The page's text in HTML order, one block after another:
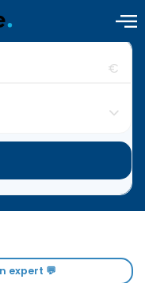
€
expert 💬